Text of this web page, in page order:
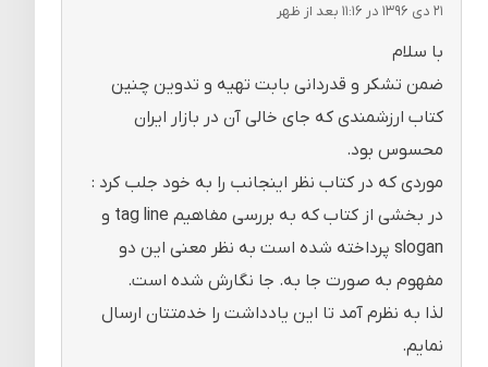
۲۱ دی ۱۳۹۶ در ۱۱:۱۶ بعد از ظهر
با سلام
ضمن تشکر و قدردانی بابت تهیه و تدوین چنین
کتاب ارزشمندی که جای خالی آن در بازار ایران
محسوس بود.
موردی که در کتاب نظر اینجانب را به خود جلب کرد :
در بخشی از کتاب که به بررسی مفاهیم tag line و
slogan پرداخته شده است به نظر معنی این دو
مفهوم به صورت جا به. جا نگارش شده است.
لذا به نظرم آمد تا این یادداشت را خدمتتان ارسال
نمایم.